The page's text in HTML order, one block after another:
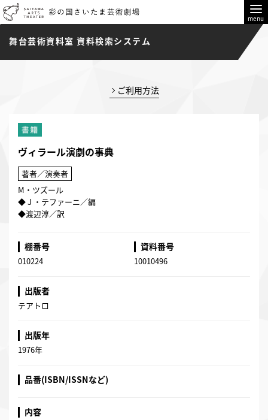
menu
舞台芸術資料室 資料検索システム
ご利用方法
ヴィラール演劇の事典
著者／演奏者
M・ツズール
◆Ｊ・テファーニ／編
◆渡辺淳／訳
棚番号
010224
資料番号
10010496
出版者
テアトロ
出版年
1976年
品番(ISBN/ISSNなど)
内容